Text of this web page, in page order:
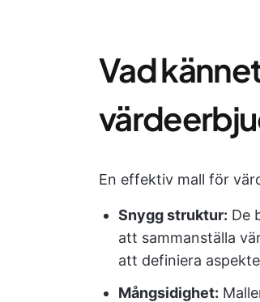
Vad
En effektiv mall för
Snygg struktur: De
att sammanställa
att definiera
Mångsidighet: